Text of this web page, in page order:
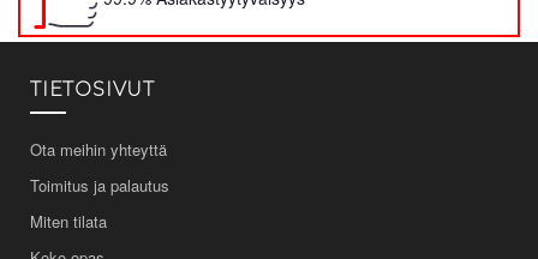
TIETOSIVUT
Ota meihin yhteyttä
Toimitus ja palautus
Miten tilata